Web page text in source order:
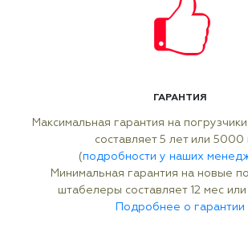
ГАРАНТИЯ
Максимальная гарантия на
составляет 5 лет или 5000
(подробности у наших
Минимальная гарантия на новые
штабелеры составляет 12 мес
Подробнее о гарантии